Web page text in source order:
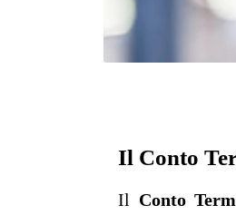
Il Conto
Il Conto